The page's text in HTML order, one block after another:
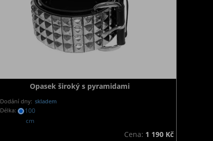
Opasek široký s pyramidami
Dodání dny: skladem
Délka:
100
cm
Cena: 1 190 Kč